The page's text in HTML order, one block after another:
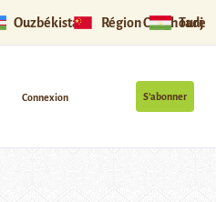
Ouzbékistan Région Ouïghoure
S’abonner
Connexion